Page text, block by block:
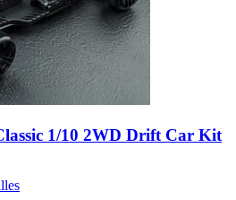
1/10 2WD Drift Car Kit